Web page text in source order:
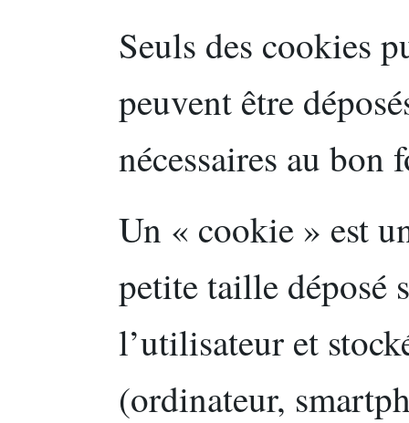
Seuls des cookies
peuvent être
nécessaires au
Un « cookie » est
petite taille déposé
l’utilisateur et
(ordinateur,